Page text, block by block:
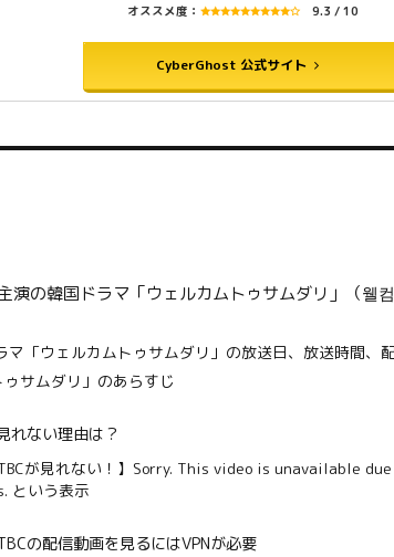
オススメ度： 9.3 / 10
CyberGhost 公式サイト
演の韓国ドラマ「ウェルカムトゥサムダリ」（웰
マ「ウェルカムトゥサムダリ」の放送日、放送時間、
ゥサムダリ」のあらすじ
れない理由は？
が見れない！】Sorry. This video is unavailable
という表示
の配信動画を見るにはVPNが必要